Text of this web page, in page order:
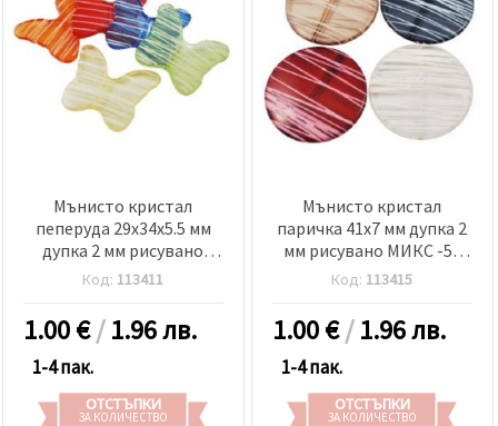
Мънисто кристал
пеперуда 29x34x5.5 мм
дупка 2 мм рисувано
МИКС -50 грама ~ 16 броя
Код: 113411
1.00€/1.96 лв.
1-4 пак.
ОТСТЪПКИ
ЗА КОЛИЧЕСТВО
Мънисто кристал
паричка 41x7 мм дупка 2
мм рисувано МИКС -50
грама ~ 6 броя
Код: 113415
1.00€/1.96 лв.
1-4 пак.
ОТСТЪПКИ
ЗА КОЛИЧЕСТВО